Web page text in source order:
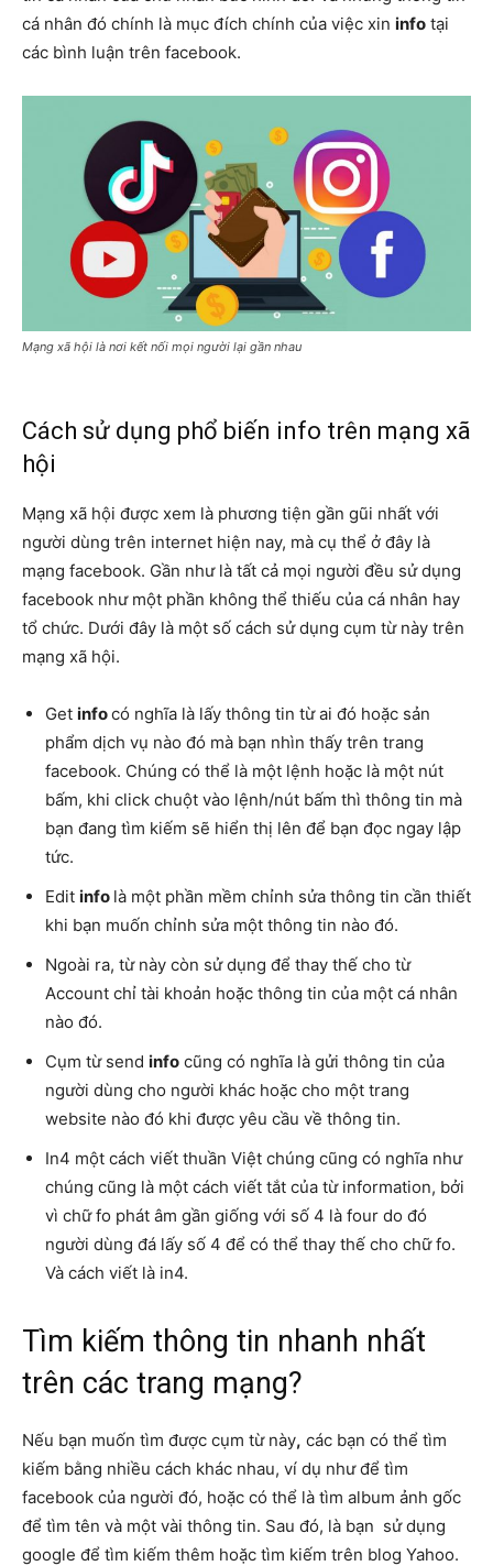
cá nhân đó chính là mục đích chính của việc xin info tại
các bình luận trên facebook.
Mạng xã hội là nơi kết nối mọi người lại gần nhau
Cách sử dụng phổ biến info trên mạng xã
hội
Mạng xã hội được xem là phương tiện gần gũi nhất với
người dùng trên internet hiện nay, mà cụ thể ở đây là
mạng facebook. Gần như là tất cả mọi người đều sử dụng
facebook như một phần không thể thiếu của cá nhân hay
tổ chức. Dưới đây là một số cách sử dụng cụm từ này trên
mạng xã hội.
Get infocó nghĩa là lấy thông tin từ ai đó hoặc sản
phẩm dịch vụ nào đó mà bạn nhìn thấy trên trang
facebook. Chúng có thể là một lệnh hoặc là một nút
bấm, khi click chuột vào lệnh/nút bấm thì thông tin mà
bạn đang tìm kiếm sẽ hiển thị lên để bạn đọc ngay lập
tức.
Edit info là một phần mềm chỉnh sửa thông tin cần thiết
khi bạn muốn chỉnh sửa một thông tin nào đó.
Ngoài ra, từ này còn sử dụng để thay thế cho từ
Account chỉ tài khoản hoặc thông tin của một cá nhân
nào đó.
Cụm từ send info cũng có nghĩa là gửi thông tin của
người dùng cho người khác hoặc cho một trang
website nào đó khi được yêu cầu về thông tin.
In4 một cách viết thuần Việt chúng cũng có nghĩa như
chúng cũng là một cách viết tắt của từ information, bởi
vì chữ fo phát âm gần giống với số 4 là four do đó
người dùng đá lấy số 4 để có thể thay thế cho chữ fo.
Và cách viết là in4.
Tìm kiếm thông tin nhanh nhất
trên các trang mạng?
Nếu bạn muốn tìm được cụm từ này, các bạn có thể tìm
kiếm bằng nhiều cách khác nhau, ví dụ như để tìm
facebook của người đó, hoặc có thể là tìm album ảnh gốc
để tìm tên và một vài thông tin. Sau đó, là bạn sử dụng
google để tìm kiếm thêm hoặc tìm kiếm trên blog Yahoo.